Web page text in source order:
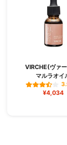
VIRCHE(ヴァ
マルラオイ
¥4,034